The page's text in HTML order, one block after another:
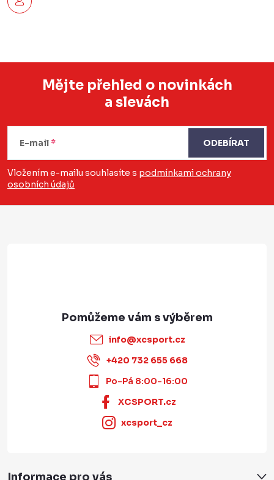
á
a
Mějte přehled o novinkách
a slevách
E-mail
Vložením e-mailu souhlasíte s podmínkami ochrany
osobních údajů
ODEBÍRAT
info@xcsport.cz
+420 732 655 668
Po-Pá 8:00-16:00
XCSPORT.cz
xcsport_cz
Informace pro vás